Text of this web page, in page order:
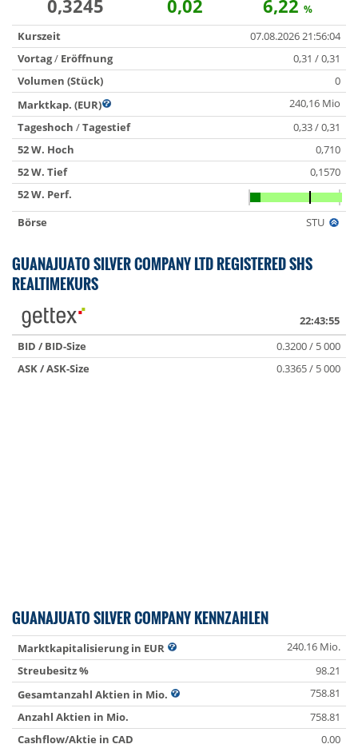
0,3245 0,02 6,22 %
Kurszeit
07.08.2026 21:56:04
Vortag/ Eröffnung
0,31 / 0,31
Volumen (Stück)
0
Marktkap. (EUR)
240,16 Mio
Tageshoch /Tagestief
0,33 / 0,31
52 W. Hoch
0,710
52 W. Tief
0,1570
52 W. Perf.
Börse
STU
GUANAJUATO SILVER COMPANY LTD REGISTERED SHS
REALTIMEKURS
22:43:55
BID / BID-Size
0.3200 / 5 000
ASK / ASK-Size
0.3365 / 5 000
GUANAJUATO SILVER COMPANY KENNZAHLEN
Marktkapitalisierung in EUR
240.16 Mio.
Streubesitz %
98.21
Gesamtanzahl Aktien in Mio.
758.81
Anzahl Aktien in Mio.
758.81
Cashflow/Aktie in CAD
0.00